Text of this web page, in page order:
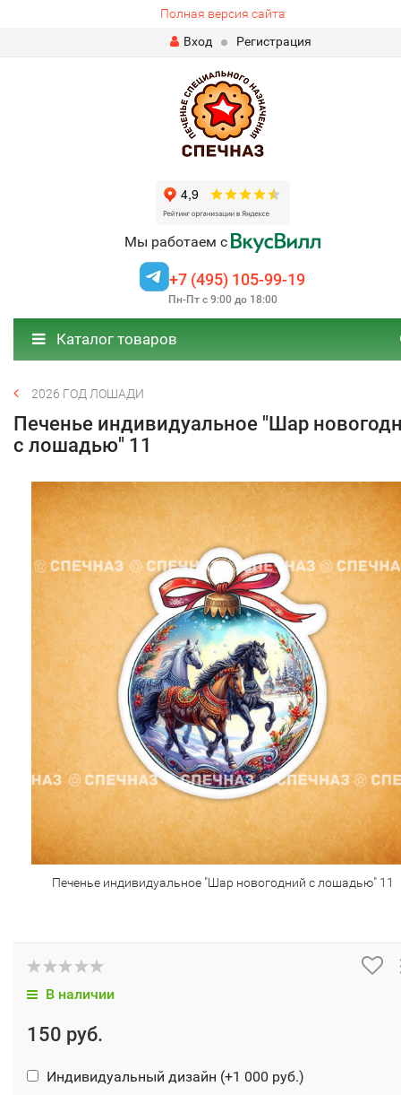
Полная версия сайта
Вход
Регистрация
Мы работаем с
+7 (495) 105-99-19
Пн-Пт с 9:00 до 18:00
Каталог товаров
2026 ГОД ЛОШАДИ
Печенье индивидуальное "Шар
с лошадью" 11
Печенье индивидуальное "Шар новогодний с лошадью" 11
В наличии
150 руб.
Индивидуальный дизайн (+1 000 руб.)